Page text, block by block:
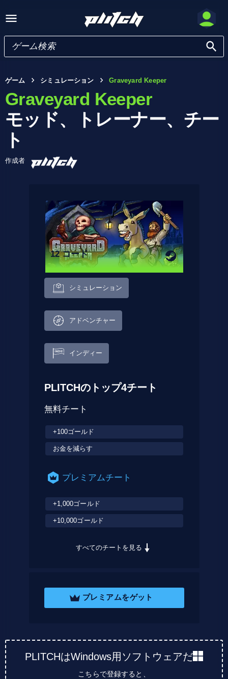
ゲーム シミュレーション Graveyard Keeper
Graveyard Keeper
モッド、トレーナー、チー
ト
作成者
12 コード
シミュレーション
アドベンチャー
インディー
PLITCHのトップ4チート
無料チート
+100ゴールド
お金を減らす
プレミアムチート
+1,000ゴールド
+10,000ゴールド
すべてのチートを見る
プレミアムをゲット
PLITCHはWindows用ソフトウェアだ
こちらで登録すると、